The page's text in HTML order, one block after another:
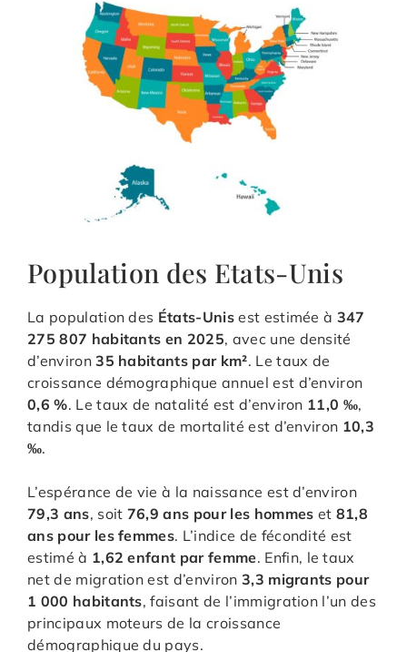
Population des Etats-Unis
La population des États-Unisest estimée à 347
275 807 habitants en 2025, avec une densité
d’environ35 habitants par km². Le taux de
croissance démographique annuel est d’environ
0,6 %. Le taux de natalité est d’environ 11,0 ‰,
tandis que le taux de mortalité est d’environ 10,3
‰.
L’espérance de vie à la naissance est d’environ
79,3 ans, soit 76,9 ans pour les hommes et 81,8
ans pour les femmes. L’indice de fécondité est
estimé à 1,62 enfant par femme. Enfin, le taux
net de migration est d’environ 3,3 migrants pour
1 000 habitants, faisant de l’immigration l’un des
principaux moteurs de la croissance
démographique du pays.